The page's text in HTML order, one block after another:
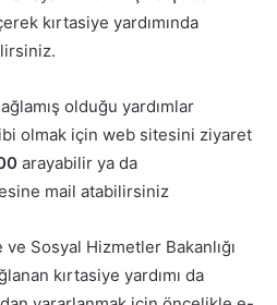
kırtasiye yardımında
olduğu yardımlar
olmak için web sitesini ziyaret
arayabilir ya da
mail atabilirsiniz
Sosyal Hizmetler Bakanlığı
kırtasiye yardımı da